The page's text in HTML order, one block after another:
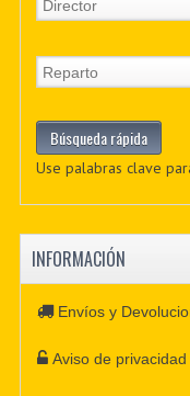
Use palabras clave
INFORMACIÓN
Envíos y
Aviso de privacidad